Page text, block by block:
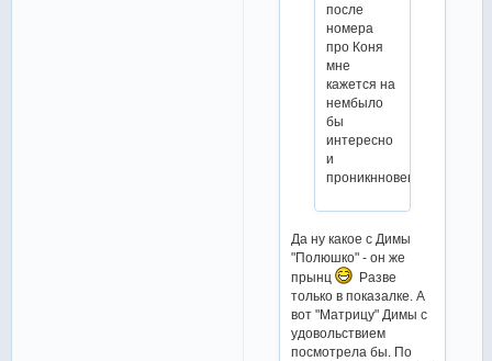
после
номера
про Коня
мне
кажется на
нембыло
бы
интересно
и
проникнновенно
Да ну какое с Димы
"Полюшко" - он же
прынц
Разве
только в показалке. А
вот "Матрицу" Димы с
удовольствием
посмотрела бы. По